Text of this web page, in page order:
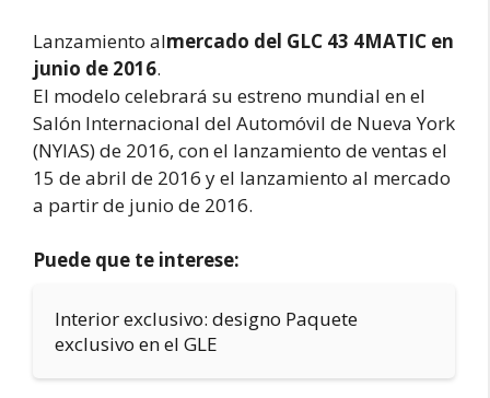
Lanzamiento almercado del GLC 43 4MATIC en
junio de 2016.
El modelo celebrará su estreno mundial en el
Salón Internacional del Automóvil de Nueva York
(NYIAS) de 2016, con el lanzamiento de ventas el
15 de abril de 2016 y el lanzamiento al mercado
a partir de junio de 2016.
Puede que te interese:
Interior exclusivo: designo Paquete
exclusivo en el GLE